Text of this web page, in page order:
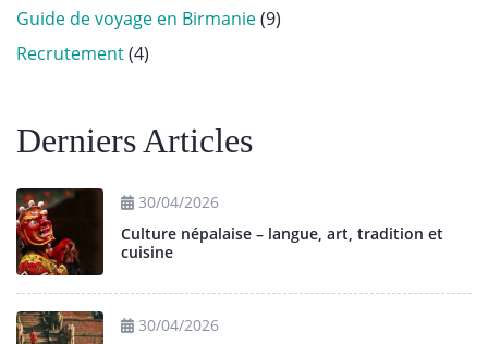
Guide de voyage en Birmanie(9)
Recrutement(4)
Derniers Articles
30/04/2026
Culture népalaise – langue, art, tradition et
cuisine
30/04/2026